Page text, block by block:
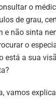
o
de grau,
e não sinta
o
está a sua
vamos